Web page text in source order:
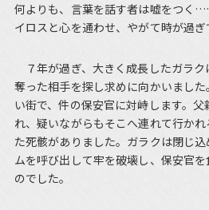
何よりも、言葉を話す者は嘘をつく
イロスと心を通わせ、やがて時が過ぎ
７年が過ぎ、大きく成長したガラ
奪った相手を探し求めに向かいまし
い街で、件の保安官に対峙します。
れ、疑いながらもそこへ連れて行か
た死骸がありました。ガラクは閉じ
ムを呼び出して牢を破壊し、保安官
のでした。